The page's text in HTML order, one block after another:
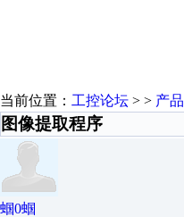
当前位置： 工控论坛 > > 产品
图像提取程序
蝈0蝈